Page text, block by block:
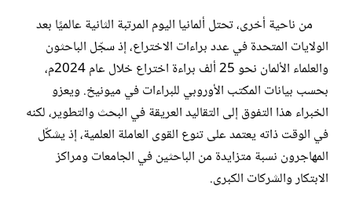
من ناحية أخرى، تحتل ألمانيا اليوم المرتبة الثانية عالميًا بعد
الولايات المتحدة في عدد براءات الاختراع، إذ سجّل الباحثون
والعلماء الألمان نحو 25 ألف براءة اختراع خلال عام 2024م،
بحسب بيانات المكتب الأوروبي للبراءات في ميونيخ. ويعزو
الخبراء هذا التفوق إلى التقاليد العريقة في البحث والتطوير، لكنه
في الوقت ذاته يعتمد على تنوع القوى العاملة العلمية، إذ يشكّل
المهاجرون نسبة متزايدة من الباحثين في الجامعات ومراكز
الابتكار والشركات الكبرى.